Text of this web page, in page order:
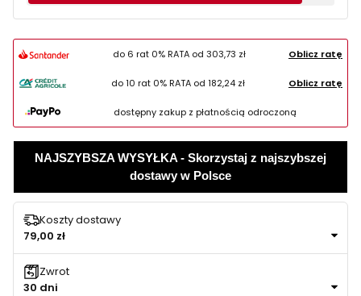
do 6 rat 0% RATA od 303,73 zł Oblicz ratę
do 10 rat 0% RATA od 182,24 zł Oblicz ratę
dostępny zakup z płatnością odroczoną
NAJSZYBSZA WYSYŁKA - Skorzystaj z najszybszej
dostawy w Polsce
Koszty dostawy
79,00 zł
Zwrot
30 dni